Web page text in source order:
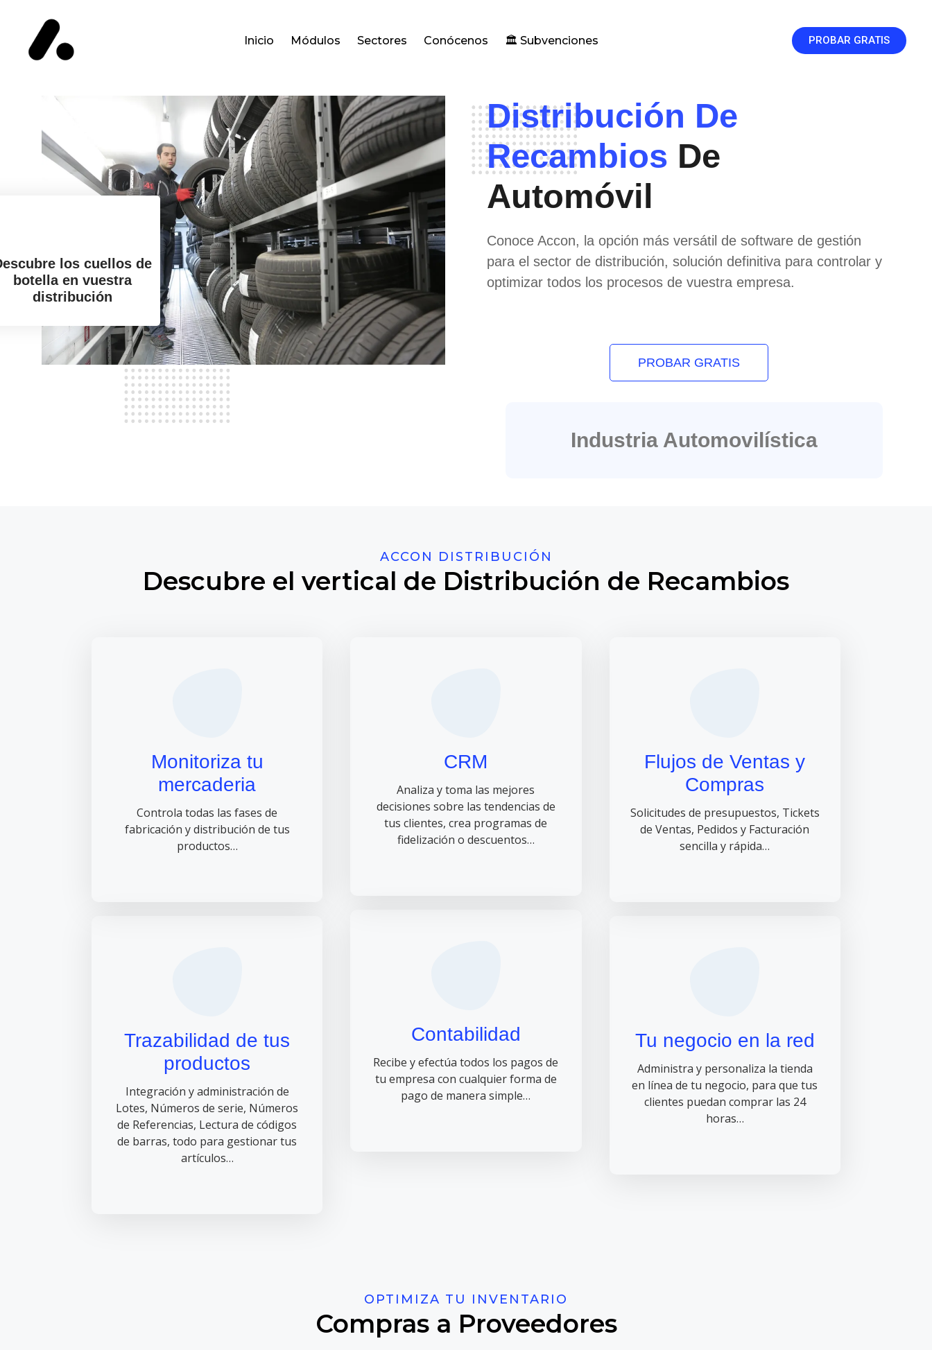
Inicio Módulos Sectores Conócenos 🏛️ Subvenciones PROBAR GRATIS
los cuellos de
botella en vuestra
distribución
Distribución De
Recambios De
Automóvil
Conoce Accon, la opción más versátil de software de gestión
para el sector de distribución, solución definitiva para controlar y
optimizar todos los procesos de vuestra empresa.
PROBAR GRATIS
Industria Automovilística
ACCON DISTRIBUCIÓN
Descubre el vertical de Distribución de Recambios
Monitoriza tu
mercaderia
Controla todas las fases de
fabricación y distribución de tus
productos…
Trazabilidad de tus
productos
Integración y administración de
Lotes, Números de serie, Números
de Referencias, Lectura de códigos
de barras, todo para gestionar tus
artículos…
CRM
Analiza y toma las mejores
decisiones sobre las tendencias de
tus clientes, crea programas de
fidelización o descuentos…
Contabilidad
Recibe y efectúa todos los pagos de
tu empresa con cualquier forma de
pago de manera simple…
Flujos de Ventas y
Compras
Solicitudes de presupuestos, Tickets
de Ventas, Pedidos y Facturación
sencilla y rápida…
Tu negocio en la red
Administra y personaliza la tienda
en línea de tu negocio, para que tus
clientes puedan comprar las 24
horas…
OPTIMIZA TU INVENTARIO
Compras a Proveedores